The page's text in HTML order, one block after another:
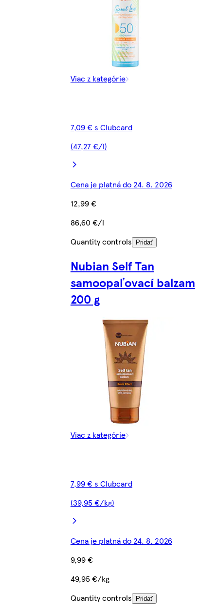
Viac z kategórie
7,09 € s Clubcard
(47,27 €/l)
Cena je platná do 24. 8. 2026
12,99 €
86,60 €/l
Quantity controls
Pridať
Nubian Self Tan
samoopaľovací balzam
200 g
Viac z kategórie
7,99 € s Clubcard
(39,95 €/kg)
Cena je platná do 24. 8. 2026
9,99 €
49,95 €/kg
Quantity controls
Pridať